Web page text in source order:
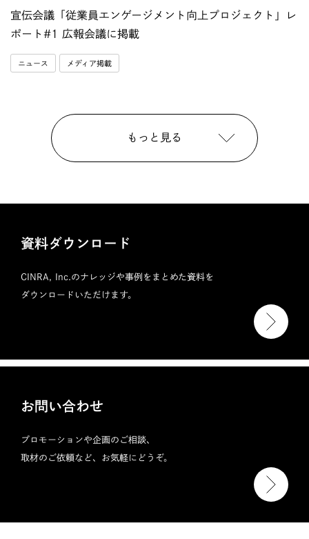
宣伝会議「従業員エンゲージメント向上プロジェクト」レ
ポート#1 広報会議に掲載
ニュース メディア掲載
もっと見る
資料ダウンロード
CINRA, Inc.のナレッジや事例をまとめた資料を
ダウンロードいただけます。
お問い合わせ
プロモーションや企画のご相談、
取材のご依頼など、お気軽にどうぞ。